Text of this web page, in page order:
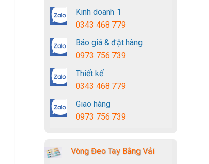
Kinh doanh 1
0343 468 779
Báo giá & đặt hàng
0973 756 739
Thiết kế
0343 468 779
Giao hàng
0973 756 739
Vòng Đeo Tay Bằng Vải